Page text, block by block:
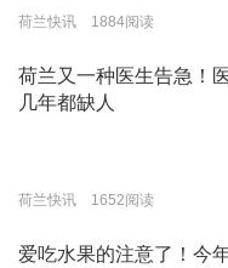
荷兰快讯 1884阅读
荷兰又一种医生告急！
几年都缺人
荷兰快讯 1652阅读
爱吃水果的注意了！今